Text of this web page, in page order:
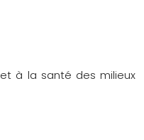
à la santé des milieux